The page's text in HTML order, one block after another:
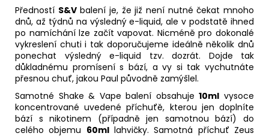
Předností S&Vbalení je, že již není nutné čekat mnoho
dnů, až týdnů na výslednýe-liquid, ale v podstatě ihned
po namíchání lze začít vapovat. Nicméně pro dokonalé
vykreslení chuti i tak doporučujeme ideálně několik dnů
ponechat výsledný e-liquid tzv. dozrát. Dojde tak
důkladnému promísení s bází, a vy si tak vychutnáte
přesnou chuť, jakou Paul původně zamýšlel.
Samotné Shake & Vape balení obsahuje10ml vysoce
koncentrované uvedené příchuťě, kterou jen doplníte
bází s nikotinem (případně jen samotnou bází) do
celého objemu 60mllahvičky. Samotná příchuť Zeus